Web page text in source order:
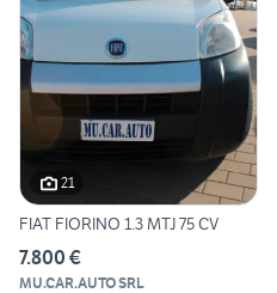
21
FIAT FIORINO 1.3 MTJ 75 CV
7.800 €
MU.CAR.AUTO SRL